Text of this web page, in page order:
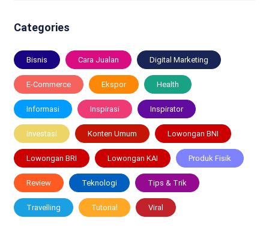
Categories
Bisnis Cara Jualan Digital Marketing
E-Commerce Ekspor Health
Informasi Inspirasi Inspirator
Investasi Konten Umum Lowongan BNI
Lowongan BRI Lowongan KAI Produk Fisik
Review Teknologi Tips & Trik
Travelling Tutorial Viral